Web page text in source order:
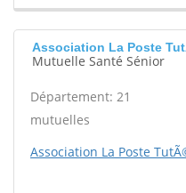
Association La Poste
Mutuelle Santé Sénior
Département: 21
mutuelles
Association La Poste